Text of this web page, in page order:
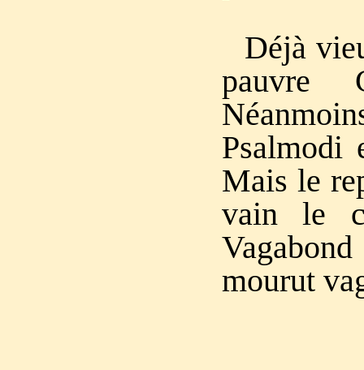
Déjà
pauvre
Psalmodi
Mais le
vain le
mourut